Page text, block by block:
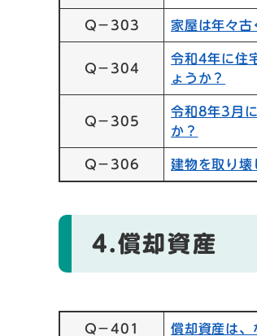
Q－303 家屋は年々古
Q－304
令和4年に住
ょうか？
Q－305
令和8年3月
か？
Q－306 建物を取り壊
4.償却資産
Q－401 償却資産は、